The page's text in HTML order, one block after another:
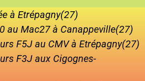
à Etrépagny(27)
au Mac27 à Canappeville(27)
F5J au CMV à Etrépagny(27)
F3J aux Cigognes-